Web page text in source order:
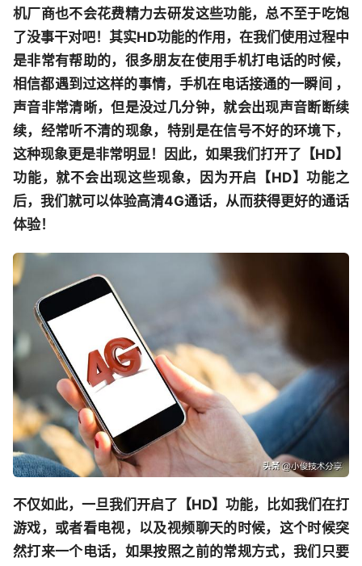
机厂商也不会花费精力去研发这些功能，总不至于吃饱
了没事干对吧！其实HD功能的作用，在我们使用过程中
是非常有帮助的，很多朋友在使用手机打电话的时候，
相信都遇到过这样的事情，手机在电话接通的一瞬间 ，
声音非常清晰，但是没过几分钟，就会出现声音断断续
续，经常听不清的现象，特别是在信号不好的环境下，
这种现象更是非常明显！因此，如果我们打开了【HD】
功能，就不会出现这些现象，因为开启【HD】功能之
后，我们就可以体验高清4G通话，从而获得更好的通话
体验！
不仅如此，一旦我们开启了【HD】功能，比如我们在打
游戏，或者看电视，以及视频聊天的时候，这个时候突
然打来一个电话，如果按照之前的常规方式，我们只要